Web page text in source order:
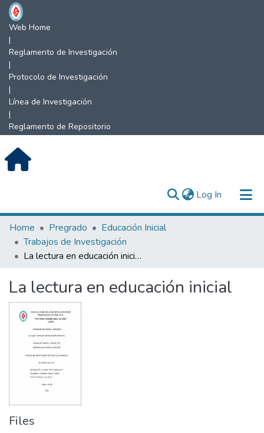
Web Home
|
Reglamento de Investigación
|
Protocolo de Investigación
|
Línea de Investigación
|
Reglamento de Repositorio
Log In (current)
Communities & Collections
All of DSpace
Home Pregrado
Educación Inicial
Trabajos de Investigación
La lectura en educación inicial
La lectura en educación inicial
Files